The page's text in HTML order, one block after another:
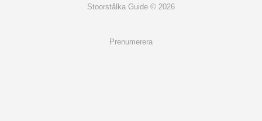
Stoorstålka Guide © 2026
Prenumerera